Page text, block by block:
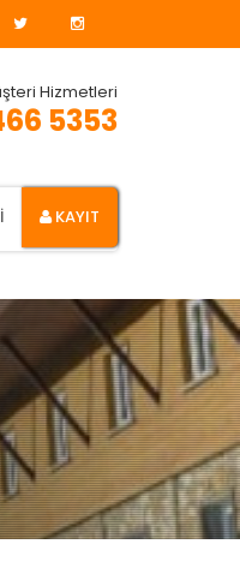
Hizmetleri
5353
KAYIT